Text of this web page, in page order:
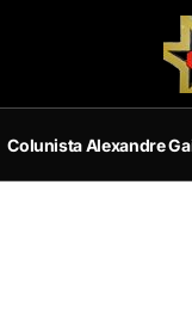
Colunista Alexandre